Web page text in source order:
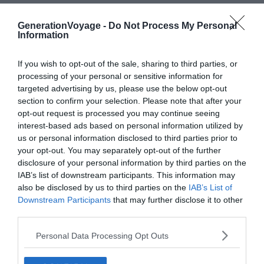
GenerationVoyage - Do Not Process My Personal
Information
If you wish to opt-out of the sale, sharing to third parties, or
processing of your personal or sensitive information for
targeted advertising by us, please use the below opt-out
section to confirm your selection. Please note that after your
opt-out request is processed you may continue seeing
interest-based ads based on personal information utilized by
us or personal information disclosed to third parties prior to
your opt-out. You may separately opt-out of the further
disclosure of your personal information by third parties on the
IAB’s list of downstream participants. This information may
also be disclosed by us to third parties on the IAB’s List of
Downstream Participants that may further disclose it to other
Personal Data Processing Opt Outs
Budget: €€